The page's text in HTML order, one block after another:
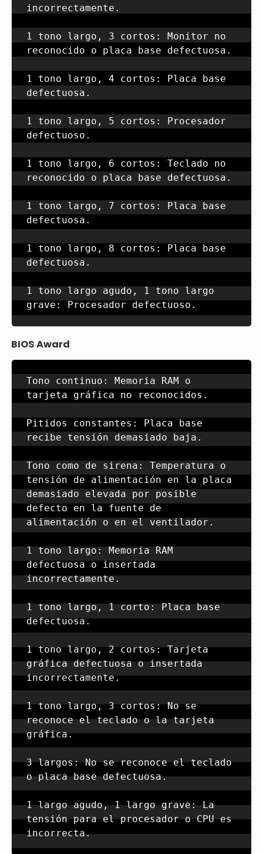
incorrectamente.
1 tono largo, 3 cortos: Monitor no
reconocido o placa base defectuosa.
1 tono largo, 4 cortos: Placa base
defectuosa.
1 tono largo, 5 cortos: Procesador
defectuoso.
1 tono largo, 6 cortos: Teclado no
reconocido o placa base defectuosa.
1 tono largo, 7 cortos: Placa base
defectuosa.
1 tono largo, 8 cortos: Placa base
defectuosa.
1 tono largo agudo, 1 tono largo
grave: Procesador defectuoso.
BIOS Award
Tono continuo: Memoria RAM o
tarjeta gráfica no reconocidos.
Pitidos constantes: Placa base
recibe tensión demasiado baja.
Tono como de sirena: Temperatura o
tensión de alimentación en la placa
demasiado elevada por posible
defecto en la fuente de
alimentación o en el ventilador.
1 tono largo: Memoria RAM
defectuosa o insertada
incorrectamente.
1 tono largo, 1 corto: Placa base
defectuosa.
1 tono largo, 2 cortos: Tarjeta
gráfica defectuosa o insertada
incorrectamente.
1 tono largo, 3 cortos: No se
reconoce el teclado o la tarjeta
gráfica.
3 largos: No se reconoce el teclado
o placa base defectuosa.
1 largo agudo, 1 largo grave: La
tensión para el procesador o CPU es
incorrecta.